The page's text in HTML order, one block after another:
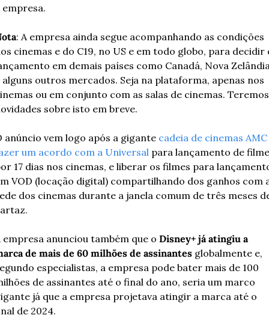
empresa.
: A empresa ainda segue acompanhando as condições
cinemas e do C19, no US e em todo globo, para decidir
em demais países como Canadá, Nova
alguns outros mercados. Seja na plataforma, apenas nos
ou em conjunto com as salas de cinemas. Teremos
sobre isto em breve.
anúncio vem logo após a gigante cadeia de cinemas AMC
um acordo com a Universal para lançamento de
17 dias nos cinemas, e liberar os filmes para
VOD (locação digital) compartilhando dos ganhos com
dos cinemas durante a janela comum de três meses
empresa anunciou também que o Disney+ já atingiu a
de mais de 60 milhões de assinantes globalmente e,
especialistas, a empresa pode bater mais de 100
de assinantes até o final do ano, seria um marco
já que a empresa projetava atingir a marca até o
de 2024.